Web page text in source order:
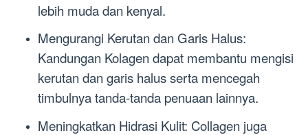
lebih muda dan kenyal.
Mengurangi Kerutan dan Garis Halus:
Kandungan Kolagen dapat membantu mengisi
kerutan dan garis halus serta mencegah
timbulnya tanda-tanda penuaan lainnya.
Meningkatkan Hidrasi Kulit: Collagen juga